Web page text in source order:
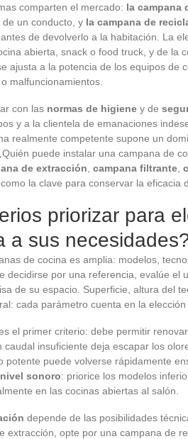
comparten el mercado: la campana
un conducto, y la campana de
de devolverlo a la habitación. La
abierta, snack o food truck, y de la
ajusta a la potencia de los equipos de
malfuncionamientos.
con las normas de higiene y de
y a la clientela de emanaciones
realmente competente supone un
puede instalar una campana de
de extracción campana filtrante
la clave para conservar la eficacia
priorizar para
a sus
de cocina es amplia: modelos,
decidirse por una referencia, evalúe el
de su espacio. Superficie, altura del
cada parámetro cuenta en la elección
el primer criterio: debe permitir
caudal insuficiente deja escapar los
potente puede volverse rápidamente
nivel sonoro: priorice los modelos
en las cocinas abiertas al salón.
depende de las posibilidades
extracción, opte por una campana de